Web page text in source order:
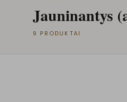
Jauninantys
9 PRODUKTAI